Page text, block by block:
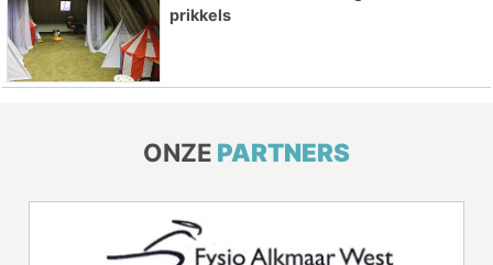
prikkels
ONZE PARTNERS